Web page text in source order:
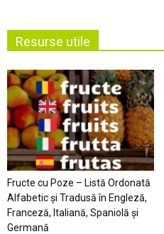
Resurse utile
Fructe cu Poze – Listă Ordonată
Alfabetic şi Tradusă în Engleză,
Franceză, Italiană, Spaniolă şi
Germană